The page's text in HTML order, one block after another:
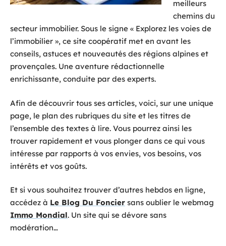
meilleurs
chemins du
secteur immobilier. Sous le signe « Explorez les voies de
l’immobilier », ce site coopératif met en avant les
conseils, astuces et nouveautés des régions alpines et
provençales. Une aventure rédactionnelle
enrichissante, conduite par des experts.
Afin de découvrir tous ses articles, voici, sur une unique
page, le plan des rubriques du site et les titres de
l’ensemble des textes à lire. Vous pourrez ainsi les
trouver rapidement et vous plonger dans ce qui vous
intéresse par rapports à vos envies, vos besoins, vos
intérêts et vos goûts.
Et si vous souhaitez trouver d’autres hebdos en ligne,
accédez à Le Blog Du Foncier sans oublier le webmag
Immo Mondial. Un site qui se dévore sans
modération…